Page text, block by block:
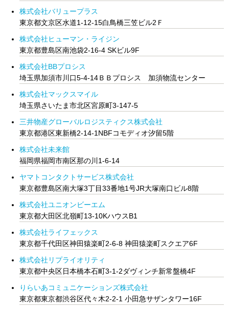
株式会社バリュープラス
東京都文京区水道1-12-15白鳥橋三笠ビル2Ｆ
株式会社ヒューマン・ライジン
東京都豊島区南池袋2-16-4 SKビル9F
株式会社BBプロシス
埼玉県加須市川口5-4-14ＢＢプロシス 加須物流センター
株式会社マックスマイル
埼玉県さいたま市北区宮原町3-147-5
三井物産グローバルロジスティクス株式会社
東京都港区東新橋2-14-1NBFコモディオ汐留5階
株式会社未来館
福岡県福岡市南区那の川1-6-14
ヤマトコンタクトサービス株式会社
東京都豊島区南大塚3丁目33番地1号JR大塚南口ビル8階
株式会社ユニオンビーエム
東京都大田区北嶺町13-10KハウスB1
株式会社ライフェックス
東京都千代田区神田猿楽町2-6-8 神田猿楽町スクエア6F
株式会社リプライオリティ
東京都中央区日本橋本石町3-1-2ダヴィンチ新常盤橋4F
りらいあコミュニケーションズ株式会社
東京都東京都渋谷区代々木2-2-1 小田急サザンタワー16F